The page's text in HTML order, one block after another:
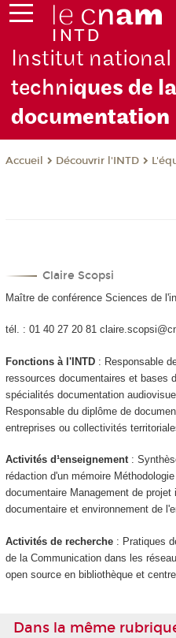
Institut national
techniques de la
documentation
Accueil Découvrir l'INTD
Claire Scopsi
Maître de conférence Sciences de
tél. : 01 40 27 20 81
Fonctions à l'INTD: Responsable
ressources documentaires et bases
spécialités documentation
Responsable du diplôme de
entreprises ou collectivités
Activités d¹enseignement:
rédaction d'un mémoire
documentaire Management de
documentaire et environnement de
Activités de recherche: Pratiques
de la Communication dans les
open source en bibliothèque et
Dans la même